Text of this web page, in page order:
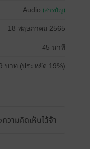
Audio (สารบัญ)
18 พฤษภาคม 2565
45 นาที
บาท (ประหยัด 19%)
วามคิดเห็นได้จ้า